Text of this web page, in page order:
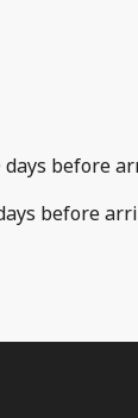
days before
before